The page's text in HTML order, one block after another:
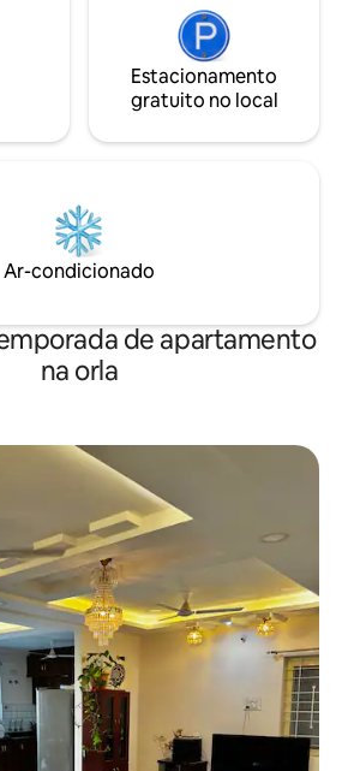
Estacionamento
gratuito no local
Ar-condicionado
de apartamento
na orla